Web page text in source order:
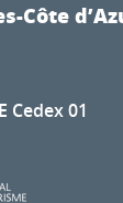
Côte
Cedex 01